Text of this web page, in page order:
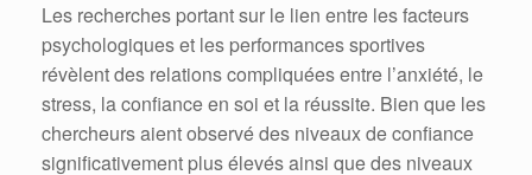
Les recherches portant sur le lien entre les facteurs
psychologiques et les performances sportives
révèlent des relations compliquées entre l’anxiété, le
stress, la confiance en soi et la réussite. Bien que les
chercheurs aient observé des niveaux de confiance
significativement plus élevés ainsi que des niveaux